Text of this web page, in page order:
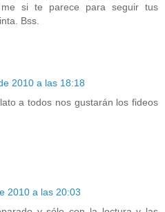
si te parece para seguir tus
Bss.
2010 a las 18:18
a todos nos gustarán los fideos
2010 a las 20:03